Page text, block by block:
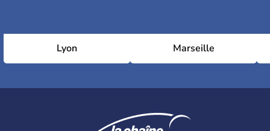
Lyon Marseille